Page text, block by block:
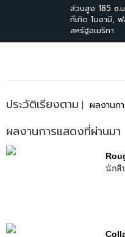
ส่วนสูง 185 ซ.
ที่เกิด ไมอามี, ฟ
สหรัฐอเมริกา
ประวัติเรียงตาม | ผลงานก
ผลงานการแสดงที่ผ่านมา
นักสื